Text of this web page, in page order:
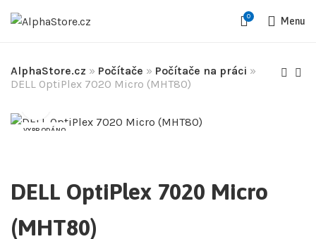
0 Menu
AlphaStore.cz » Počítače » Počítače na práci »
DELL OptiPlex 7020 Micro (MHT80)
VYPRODÁNO
DELL OptiPlex 7020 Micro
(MHT80)